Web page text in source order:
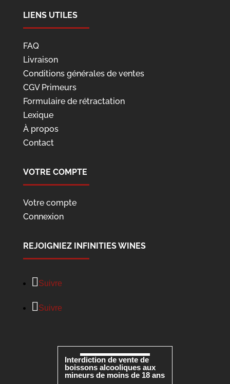
LIENS UTILES
FAQ
Livraison
Conditions générales de ventes
CGV Primeurs
Formulaire de rétractation
Lexique
À propos
Contact
VOTRE COMPTE
Votre compte
Connexion
REJOIGNIEZ INFINITIES WINES
Suivre
Suivre
Interdiction de vente de
boissons alcooliques aux
mineurs de moins de 18 ans